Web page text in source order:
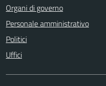
Organi di governo
Personale amministrativo
Politici
Uffici